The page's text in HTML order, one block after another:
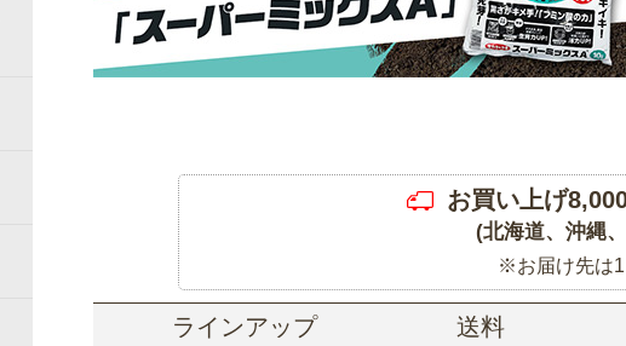
お買い上げ
(北海道、沖縄
※お届け先は1
ラインアップ 送料